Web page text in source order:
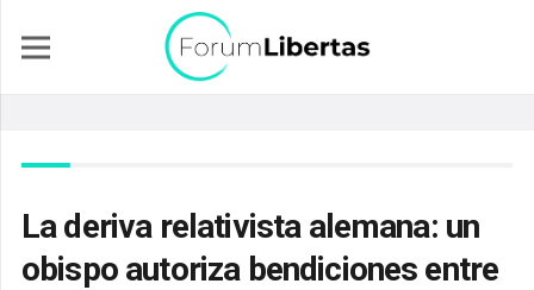
La deriva relativista alemana: un
obispo autoriza bendiciones entre